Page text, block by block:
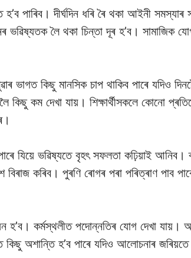
পাৰিব। দীৰ্ঘদিন ধৰি ৰৈ থকা আইনী সমস্যাৰ
ভৱিষ্যতক লৈ থকা চিন্তা দূৰ হ’ব। সামাজিক
ভাগত কিছু মানসিক চাপ থাকিব পাৰে যদিও
কিছু কম দেখা যায়। শিক্ষাৰ্থীসকলে কোনো
যিয়ে ভৱিষ্যতে বৃহৎ সফলতা কঢ়িয়াই আনিব।
কৰিব। পুৰণি ৰোগৰ পৰা পৰিত্ৰাণ পাব
হ’ব। কৰ্মস্থলীত পদোন্নতিৰ যোগ দেখা যায়।
কিছু অশান্তি হ’ব পাৰে যদিও আলোচনাৰ